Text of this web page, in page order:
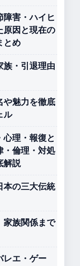
害・ハイヒ
原因と現在の
とめ
族・引退理由
や魅力を徹底
ル
理・報復と
・倫理・対処
解説
本の三大伝統
家族関係まで
レエ・ゲー